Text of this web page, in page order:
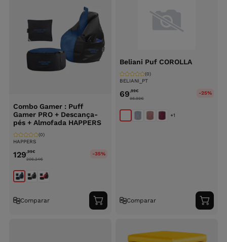
Combo Gamer : Puff
Gamer PRO + Descança-
pés + Almofada HAPPERS
HAPPERS
(0)
129,99€
206.24€
-35%
Comparar
Adicionar
ao
Beliani Puf COROLLA
BELIANI_PT
(0)
69 ,99€
98.99€
-25%
+1
Comparar
ao